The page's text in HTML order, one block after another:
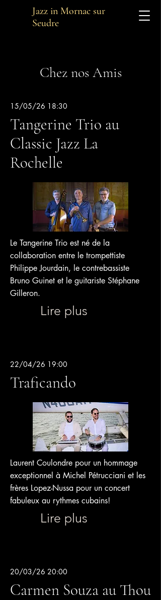
Jazz in Mornac sur
Seudre
Chez nos Amis
15/05/26 18:30
Tangerine Trio au
Classic Jazz La
Rochelle
Le Tangerine Trio est né de la
collaboration entre le trompettiste
Philippe Jourdain, le contrebassiste
Bruno Guinet et le guitariste Stéphane
Gilleron.
Lire plus
22/04/26 19:00
Traficando
Laurent Coulondre pour un hommage
exceptionnel à Michel Pétrucciani et les
frères Lopez-Nussa pour un concert
fabuleux au rythmes cubains!
Lire plus
20/03/26 20:00
Carmen Souza au Thou